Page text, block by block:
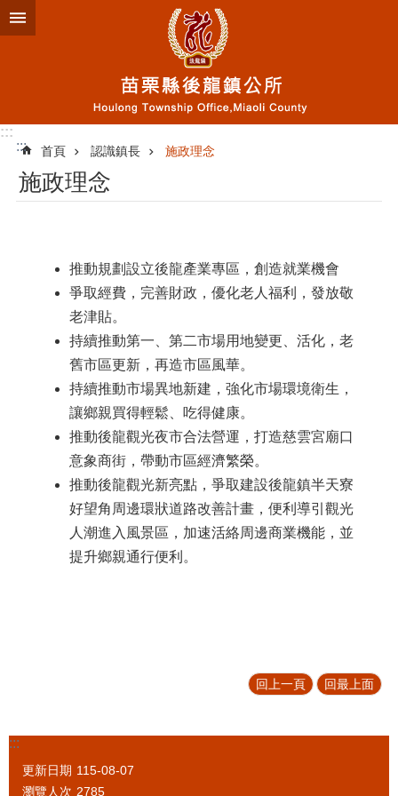
跳到主要內容區塊
:::
:::
首頁 認識鎮長 施政理念
施政理念
推動規劃設立後龍產業專區，創造就業機會
爭取經費，完善財政，優化老人福利，發放敬
老津貼。
持續推動第一、第二市場用地變更、活化，老
舊市區更新，再造市區風華。
持續推動市場異地新建，強化市場環境衛生，
讓鄉親買得輕鬆、吃得健康。
推動後龍觀光夜市合法營運，打造慈雲宮廟口
意象商街，帶動市區經濟繁榮。
推動後龍觀光新亮點，爭取建設後龍鎮半天寮
好望角周邊環狀道路改善計畫，便利導引觀光
人潮進入風景區，加速活絡周邊商業機能，並
提升鄉親通行便利。
回上一頁 回最上面
:::
更新日期 115-08-07
瀏覽人次 2785